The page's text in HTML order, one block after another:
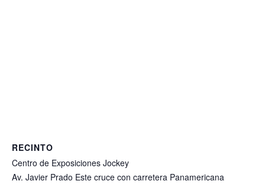
RECINTO
Centro de Exposiciones Jockey
Av. Javier Prado Este cruce con carretera Panamericana